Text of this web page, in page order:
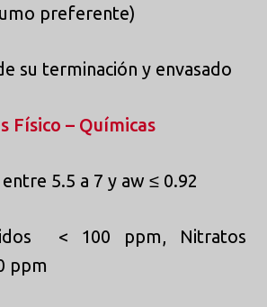
preferente)
su terminación y envasado
Físico – Químicas
5.5 a 7 y aw ≤ 0.92
< 100 ppm, Nitratos
ppm